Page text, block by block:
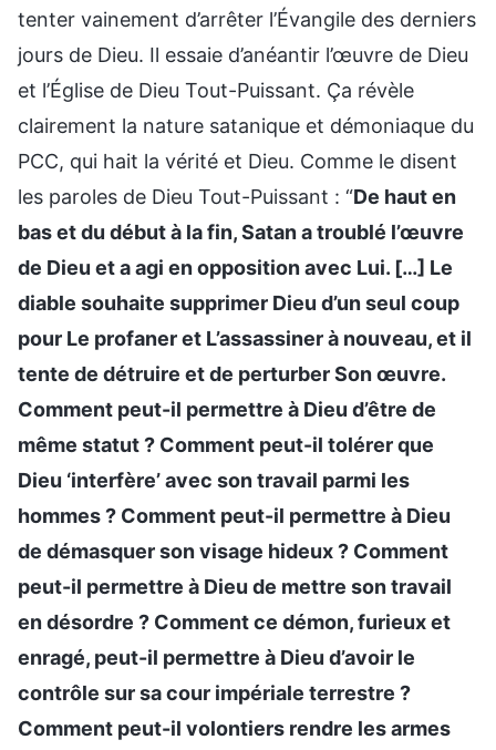
tenter vainement d’arrêter l’Évangile des derniers
jours de Dieu. Il essaie d’anéantir l’œuvre de Dieu
et l’Église de Dieu Tout-Puissant. Ça révèle
clairement la nature satanique et démoniaque du
PCC, qui hait la vérité et Dieu. Comme le disent
les paroles de Dieu Tout-Puissant : “De haut en
bas et du début à la fin, Satan a troublé l’œuvre
de Dieu et a agi en opposition avec Lui. […] Le
diable souhaite supprimer Dieu d’un seul coup
pour Le profaner et L’assassiner à nouveau, et il
tente de détruire et de perturber Son œuvre.
Comment peut-il permettre à Dieu d’être de
même statut ? Comment peut-il tolérer que
Dieu ‘interfère’ avec son travail parmi les
hommes ? Comment peut-il permettre à Dieu
de démasquer son visage hideux ? Comment
peut-il permettre à Dieu de mettre son travail
en désordre ? Comment ce démon, furieux et
enragé, peut-il permettre à Dieu d’avoir le
contrôle sur sa cour impériale terrestre ?
Comment peut-il volontiers rendre les armes